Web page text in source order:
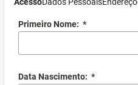
Primeiro Nome: *
Data Nascimento: *